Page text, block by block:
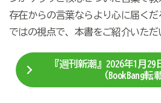
存在からの言葉ならより心に届く
ではの視点で、本書をご紹介いただ
『週刊新潮』2026年1月
（BookBang転